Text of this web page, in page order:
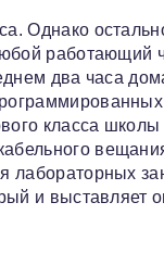
Однако
работающий
два часа
класса школы
лабораторных
и выставляет